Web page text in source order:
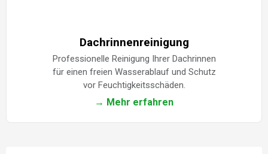
Dachrinnenreinigung
Professionelle Reinigung Ihrer Dachrinnen
für einen freien Wasserablauf und Schutz
vor Feuchtigkeitsschäden.
→ Mehr erfahren